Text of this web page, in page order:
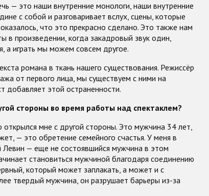
— это наши внутренние монологи, наши внутренние
с собой и разговаривает вслух, сцены, которые
что это прекрасно сделано. Это также нам
в произведении, когда закадровый звук один,
а играть мы можем совсем другое.
романа в ткань нашего существования. Режиссёр
от первого лица, мы существуем с ними на
добавляет этой остраненности.
стороны во время работы над спектаклем?
мне с другой стороны. Это мужчина 34 лет,
— это обретение семейного счастья. У меня в
— еще не состоявшийся мужчина в этом
становиться мужчиной благодаря соединению
который может заплакать, а может и с
твердый мужчина, он разрушает барьеры из-за